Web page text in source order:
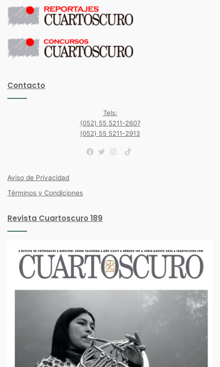
mexicanos así como el trabajo de creadores jóvenes reconocidos
en todo México y otras partes del mundo.
Otros servicios
Contacto
(052) 55 5211-2607
Facebook
TwitterInstagram
Aviso de Privacidad
Revista Cuartoscuro 189